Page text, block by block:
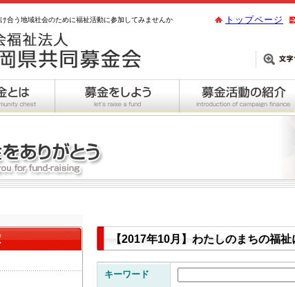
合う地域社会のために福祉活動に参加してみませんか トップページ
【2017年10月】わたしのまちの福祉
キーワード